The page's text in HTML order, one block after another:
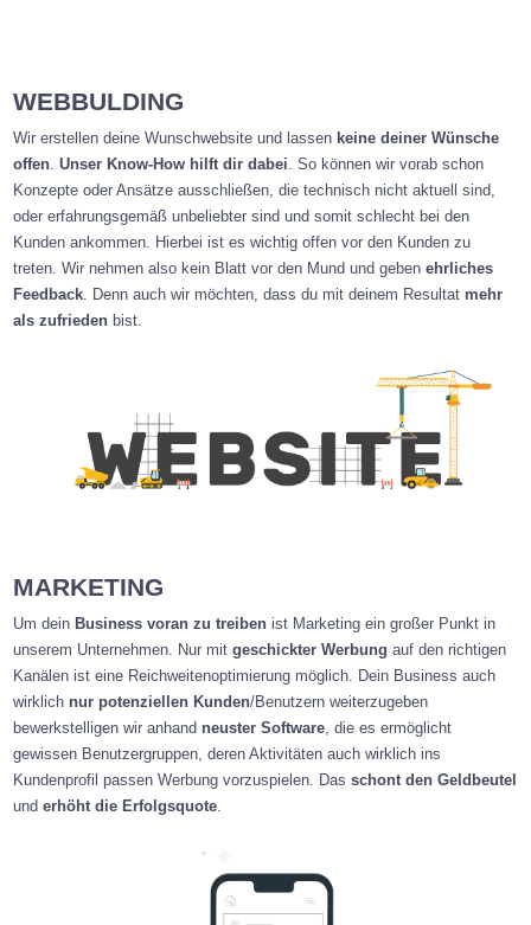
WEBBULDING
Wir erstellen deine Wunschwebsite und lassen keine deiner Wünsche
offen.Unser Know-How hilft dir dabei. So können wir vorab schon
Konzepte oder Ansätze ausschließen, die technisch nicht aktuell sind,
oder erfahrungsgemäß unbeliebter sind und somit schlecht bei den
Kunden ankommen. Hierbei ist es wichtig offen vor den Kunden zu
treten. Wir nehmen also kein Blatt vor den Mund und gebenehrliches
Feedback. Denn auch wir möchten, dass du mit deinem Resultat mehr
als zufrieden bist.
MARKETING
Um dein Business voran zu treiben ist Marketing ein großer Punkt in
unserem Unternehmen. Nur mitgeschickter Werbung auf den richtigen
Kanälen ist eine Reichweitenoptimierung möglich. Dein Business auch
wirklich nur potenziellen Kunden/Benutzern weiterzugeben
bewerkstelligen wir anhand neuster Software , die es ermöglicht
gewissen Benutzergruppen, deren Aktivitäten auch wirklich ins
Kundenprofil passen Werbung vorzuspielen. Das schont den Geldbeutel
underhöht die Erfolgsquote